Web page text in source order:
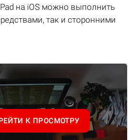
на iOS можно выполнить
так и сторонними
К ПРОСМОТРУ